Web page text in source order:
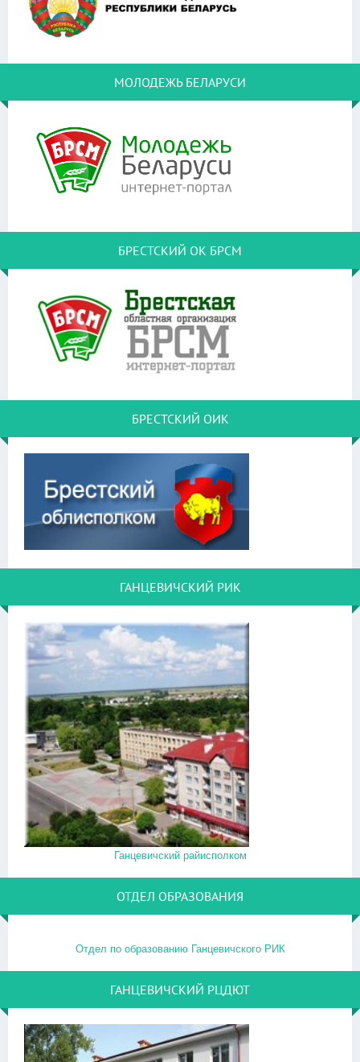
МОЛОДЕЖЬ БЕЛАРУСИ
БРЕСТСКИЙ ОК БРСМ
БРЕСТСКИЙ ОИК
ГАНЦЕВИЧСКИЙ РИК
Ганцевичский райисполком
ОТДЕЛ ОБРАЗОВАНИЯ
Отдел по образованию Ганцевичского РИК
ГАНЦЕВИЧСКИЙ РЦДЮТ